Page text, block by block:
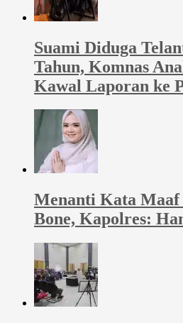
Suami Diduga
Tahun, Komnas
Kawal Laporan ke
Menanti Kata Maaf
Bone, Kapolres: